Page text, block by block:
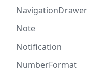
NavigationDrawer
Note
Notification
NumberFormat